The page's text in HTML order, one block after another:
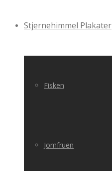
Stjernehimmel Plakater
Fisken
Jomfruen